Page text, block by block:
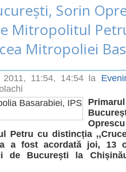
Sorin
Mitropolitul
Mitropoliei
11:54, 14:54 la
Petru cu distincția
a fost acordată joi, 13
de București la